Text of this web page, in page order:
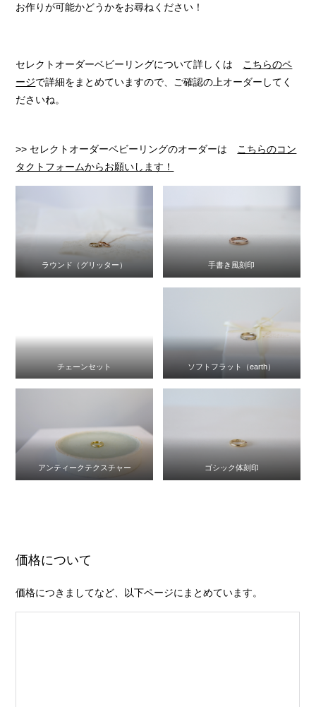
お作りが可能かどうかをお尋ねください！
セレクトオーダーベビーリングについて詳しくは こちらのペ
ージで詳細をまとめていますので、ご確認の上オーダーしてく
ださいね。
>> セレクトオーダーベビーリングのオーダーは こちらのコン
タクトフォームからお願いします！
ラウンド（グリッター） 手書き風刻印
チェーンセット ソフトフラット（earth）
アンティークテクスチャー ゴシック体刻印
価格について
価格につきましてなど、以下ページにまとめています。